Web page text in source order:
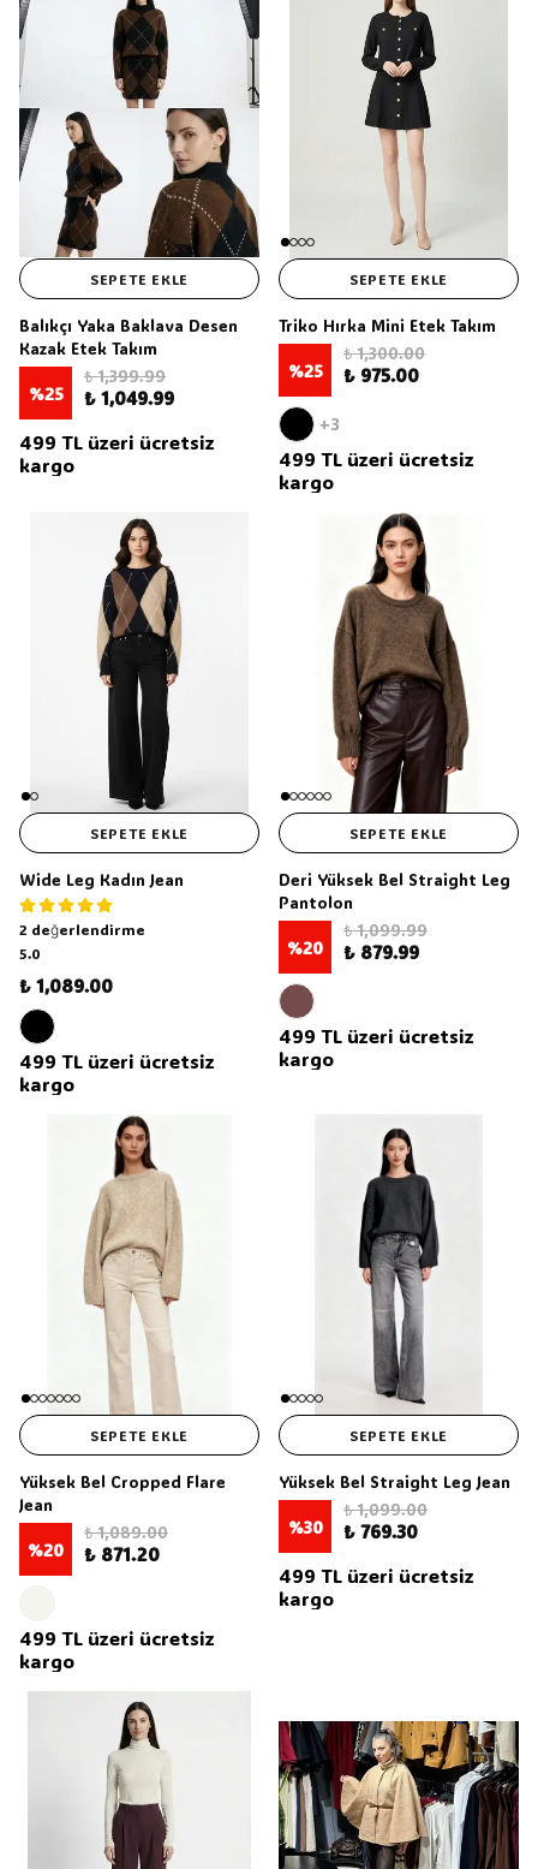
SEPETE EKLE
Balıkçı Yaka Baklava Desen
Kazak Etek Takım
%25
₺ 1,399.99
₺ 1,049.99
499 TL üzeri ücretsiz
kargo
SEPETE EKLE
Triko Hırka Mini Etek Takım
%25
₺ 1,300.00
₺ 975.00
+3
499 TL üzeri ücretsiz
kargo
SEPETE EKLE
Wide Leg Kadın Jean
2 değerlendirme
5.0
₺ 1,089.00
499 TL üzeri ücretsiz
kargo
SEPETE EKLE
Deri Yüksek Bel Straight Leg
Pantolon
%20
₺ 1,099.99
₺ 879.99
499 TL üzeri ücretsiz
kargo
SEPETE EKLE
Yüksek Bel Cropped Flare
Jean
%20
₺ 1,089.00
₺ 871.20
499 TL üzeri ücretsiz
kargo
SEPETE EKLE
Yüksek Bel Straight Leg Jean
%30
₺ 1,099.00
₺ 769.30
499 TL üzeri ücretsiz
kargo